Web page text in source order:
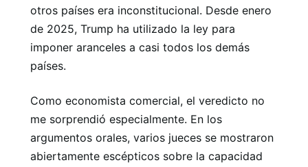
otros países era inconstitucional. Desde enero
de 2025, Trump ha utilizado la ley para
imponer aranceles a casi todos los demás
países.
Como economista comercial, el veredicto no
me sorprendió especialmente. En los
argumentos orales, varios jueces se mostraron
abiertamente escépticos sobre la capacidad